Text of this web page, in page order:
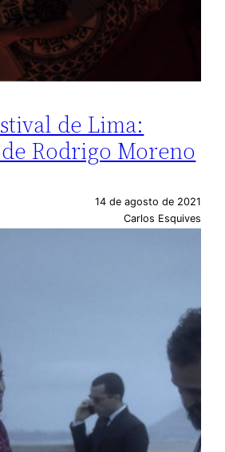
de Lima:
Rodrigo Moreno
14 de agosto de 2021
Carlos Esquives